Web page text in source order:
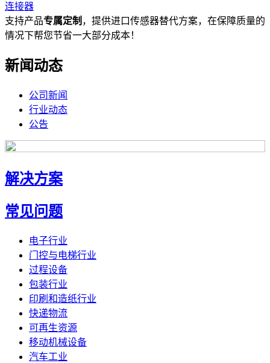
连接器
支持产品专属定制 ，提供进口传感器替代方案，在保障质量的
情况下帮您节省一大部分成本！
新闻动态
公司新闻
行业动态
公告
解决方案
常见问题
电子行业
门控与电梯行业
过程设备
包装行业
印刷和造纸行业
快递物流
可再生资源
移动机械设备
汽车工业